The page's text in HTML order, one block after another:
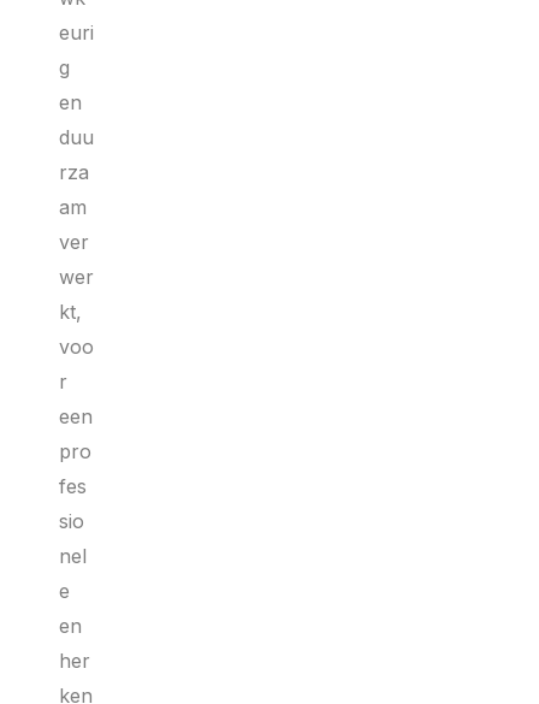
euri
g
en
duu
rza
am
ver
wer
kt,
voo
r
een
pro
fes
sio
nel
e
en
her
ken